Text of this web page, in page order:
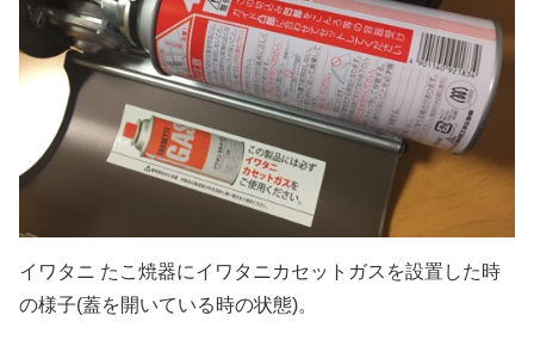
イワタニ たこ焼器にイワタニカセットガスを設置した時
の様子(蓋を開いている時の状態)。